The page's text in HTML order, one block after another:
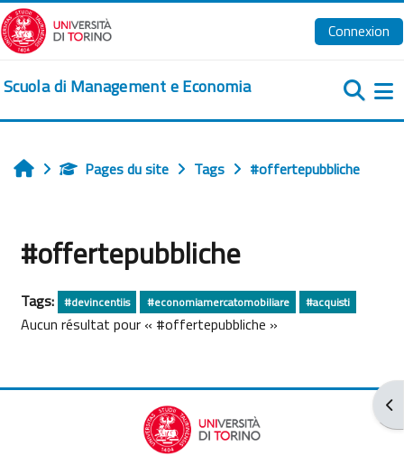
Passer au contenu principal
Connexion
Scuola di Management e Economia
AccueilPages du site Tags #offertepubbliche
#offertepubbliche
Tags: #devincentiis #economiamercatomobiliare #acquisti
Aucun résultat pour « #offertepubbliche »